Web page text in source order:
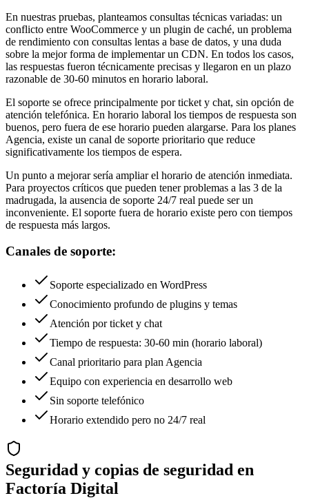
En nuestras pruebas, planteamos consultas técnicas variadas: un
conflicto entre WooCommerce y un plugin de caché, un problema
de rendimiento con consultas lentas a base de datos, y una duda
sobre la mejor forma de implementar un CDN. En todos los casos,
las respuestas fueron técnicamente precisas y llegaron en un plazo
razonable de 30-60 minutos en horario laboral.
El soporte se ofrece principalmente por ticket y chat, sin opción de
atención telefónica. En horario laboral los tiempos de respuesta son
buenos, pero fuera de ese horario pueden alargarse. Para los planes
Agencia, existe un canal de soporte prioritario que reduce
significativamente los tiempos de espera.
Un punto a mejorar sería ampliar el horario de atención inmediata.
Para proyectos críticos que pueden tener problemas a las 3 de la
madrugada, la ausencia de soporte 24/7 real puede ser un
inconveniente. El soporte fuera de horario existe pero con tiempos
de respuesta más largos.
Canales de soporte:
Soporte especializado en WordPress
Conocimiento profundo de plugins y temas
Atención por ticket y chat
Tiempo de respuesta: 30-60 min (horario laboral)
Canal prioritario para plan Agencia
Equipo con experiencia en desarrollo web
Sin soporte telefónico
Horario extendido pero no 24/7 real
Seguridad y copias de seguridad en
Factoría Digital